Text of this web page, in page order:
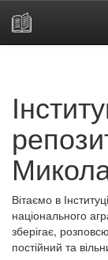
Вітаємо в
національного
зберігає,
постійний та